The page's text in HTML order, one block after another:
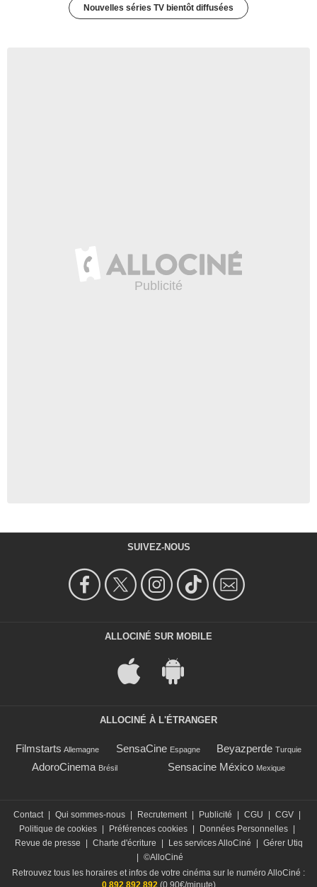
Nouvelles séries TV bientôt diffusées
SUIVEZ-NOUS
ALLOCINÉ SUR MOBILE
ALLOCINÉ À L'ÉTRANGER
Filmstarts Allemagne SensaCine Espagne Beyazperde Turquie
AdoroCinema Brésil Sensacine México Mexique
Contact Qui sommes-nous Recrutement Publicité CGU CGV
Politique de cookies
Préférences cookies Données Personnelles
Revue de presse
Charte d'écriture Les services AlloCiné
Gérer Utiq
©AlloCiné
Retrouvez tous les horaires et infos de votre cinéma sur le numéro AlloCiné :
0 892 892 892 (0,90€/minute)